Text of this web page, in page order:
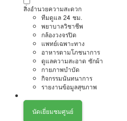
สิ่งอำนวยความสะดวก
ทีมดูแล 24 ชม.
พยาบาลวิชาชีพ
กล้องวงจรปิด
แพทย์เฉพาะทาง
อาหารตามโภชนาการ
ดูแลความสะอาด ซักผ้า
กายภาพบำบัด
กิจกรรมนันทนาการ
รายงานข้อมูลสุขภาพ
นัดเยี่ยมชมศูนย์